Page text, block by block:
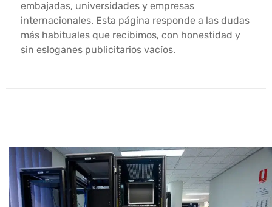
embajadas, universidades y empresas
internacionales. Esta página responde a las dudas
más habituales que recibimos, con honestidad y
sin esloganes publicitarios vacíos.